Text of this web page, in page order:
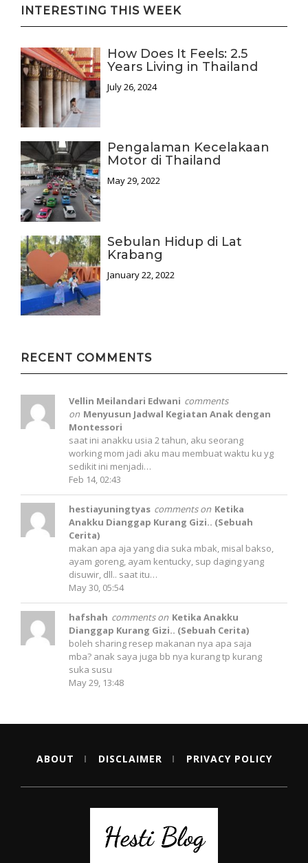
INTERESTING THIS WEEK
How Does It Feels: 2.5
Years Living in Thailand
July 26, 2024
Pengalaman Kecelakaan
Motor di Thailand
May 29, 2022
Sebulan Hidup di Lat
Krabang
January 22, 2022
RECENT COMMENTS
Vellin Meilandari Edwani comments
on Menyusun Jadwal Kegiatan Anak dengan
Montessori
saat ini anakku usia 2 tahun, aku seorang
working mom jadi aku mau membuat waktu ku yg
sedikit ini menjadi…
Feb 14, 02:43
hestiayuningtyas comments on Ketika
Anakku Dianggap Kurang Gizi.. (Sebuah
Cerita)
makan apa aja yang dia suka mbak, misal bakso,
ayam goreng, ayam kentucky, sup daging yang
disuwir, dll.. saat itu…
May 30, 05:54
hafshah comments on Ketika Anakku
Dianggap Kurang Gizi.. (Sebuah Cerita)
boleh sharing resep makanan nya apa saja
mba? anak saya juga bb nya kurang tp kurang
suka susu
May 29, 13:48
ABOUT DISCLAIMER PRIVACY POLICY